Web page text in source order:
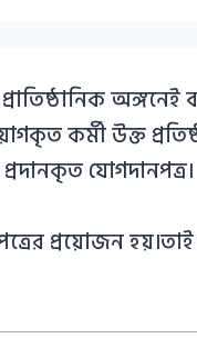
কর্মী উক্ত
যোগদানপত্র।
প্রয়োজন